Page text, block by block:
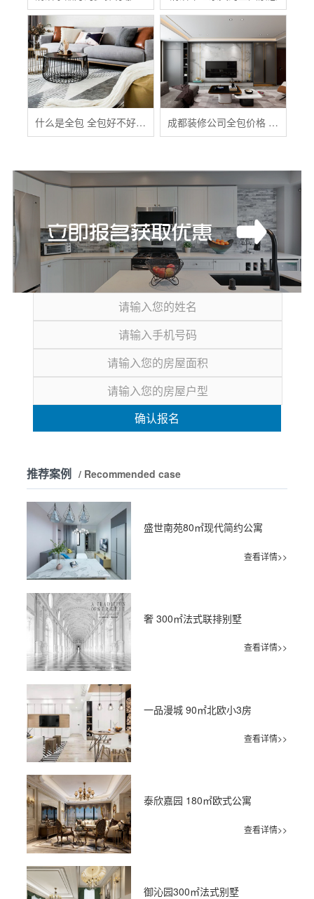
什么是全包 全包好不好 全包装修注意事项有哪些 成都装修公司全包价格 成都全包装修多少钱一平
确认报名
推荐案例 / Recommended case
盛世南苑80㎡现代简约公寓
查看详情>>
奢 300㎡法式联排别墅
查看详情>>
一品漫城 90㎡北欧小3房
查看详情>>
泰欣嘉园 180㎡欧式公寓
查看详情>>
御沁园300㎡法式别墅